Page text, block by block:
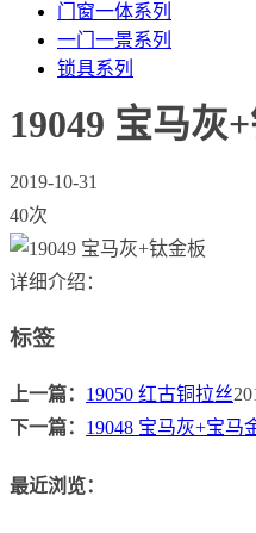
门窗一体系列
一门一景系列
锁具系列
19049 宝马灰
2019-10-31
40次
详细介绍：
标签
上一篇： 19050 红古铜拉丝
下一篇： 19048 宝马灰+宝马
最近浏览：